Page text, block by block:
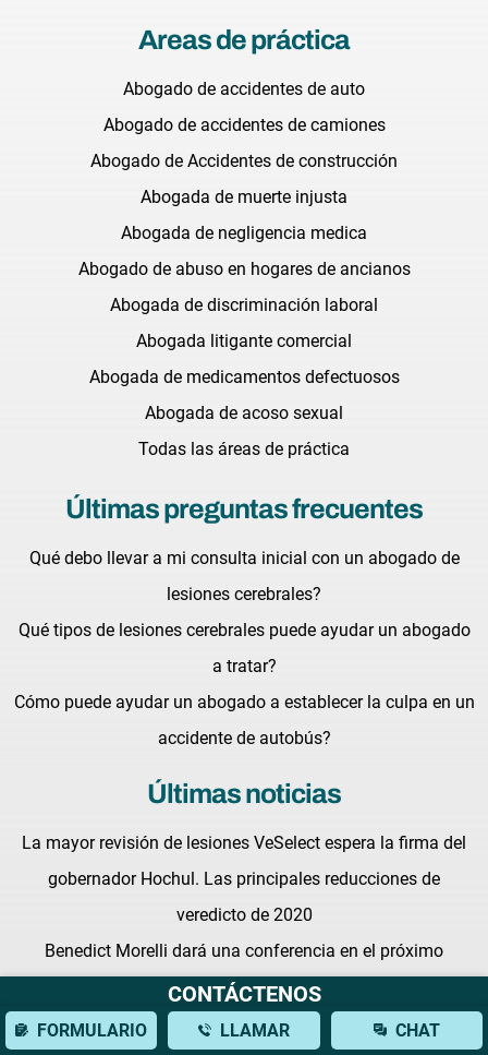
Areas de práctica
Abogado de accidentes de auto
Abogado de accidentes de camiones
Abogado de Accidentes de construcción
Abogada de muerte injusta
Abogada de negligencia medica
Abogado de abuso en hogares de ancianos
Abogada de discriminación laboral
Abogada litigante comercial
Abogada de medicamentos defectuosos
Abogada de acoso sexual
Todas las áreas de práctica
Últimas preguntas frecuentes
Qué debo llevar a mi consulta inicial con un abogado de
lesiones cerebrales?
Qué tipos de lesiones cerebrales puede ayudar un abogado
a tratar?
Cómo puede ayudar un abogado a establecer la culpa en un
accidente de autobús?
Últimas noticias
La mayor revisión de lesiones VeSelect espera la firma del
gobernador Hochul. Las principales reducciones de
veredicto de 2020
Benedict Morelli dará una conferencia en el próximo
Seminario de Maestría en Juicio de Defensa
Luchando por tus derechos: Qué esperar de un abogado de
CONTÁCTENOS
FORMULARIO LLAMAR CHAT